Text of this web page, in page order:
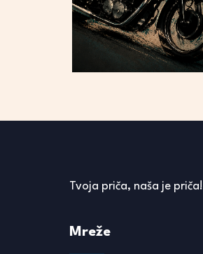
Tvoja priča, naša je priča!
Mreže